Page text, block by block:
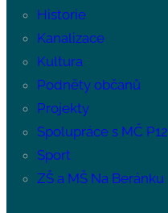
Historie
Kanalizace
Kultura
Podněty občanů
Projekty
Spolupráce s MČ P12
Sport
ZŠ a MŠ Na Beránku